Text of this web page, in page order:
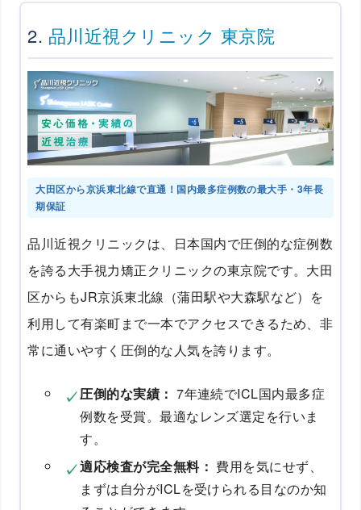
2. 品川近視クリニック 東京院
大田区から京浜東北線で直通！国内最多症例数の最大手・3年長
期保証
品川近視クリニックは、日本国内で圧倒的な症例数
を誇る大手視力矯正クリニックの東京院です。大田
区からもJR京浜東北線（蒲田駅や大森駅など）を
利用して有楽町まで一本でアクセスできるため、非
常に通いやすく圧倒的な人気を誇ります。
圧倒的な実績： 7年連続でICL国内最多症
例数を受賞。最適なレンズ選定を行いま
す。
適応検査が完全無料： 費用を気にせず、
まずは自分がICLを受けられる目なのか知